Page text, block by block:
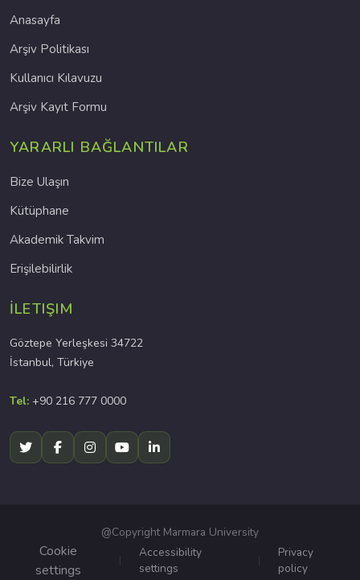
Anasayfa
Arşiv Politikası
Kullanıcı Kılavuzu
Arşiv Kayıt Formu
YARARLI BAĞLANTILAR
Bize Ulaşın
Kütüphane
Akademik Takvim
Erişilebilirlik
İLETIŞIM
Göztepe Yerleşkesi 34722
İstanbul, Türkiye
Tel: +90 216 777 0000
@Copyright Marmara University
Cookie
settings
Accessibility
settings
Privacy
policy